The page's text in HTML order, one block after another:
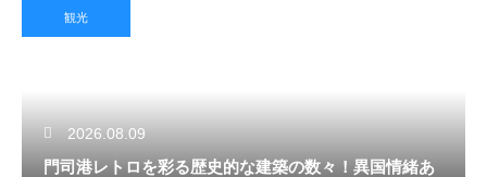
観光
2026.08.09
門司港レトロを彩る歴史的な建築の数々！異国情緒あ